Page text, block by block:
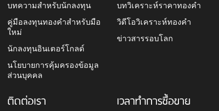
บทความสำหรับนักลงทุน
คู่มือลงทุนทองคำสำหรับมือ
ใหม่
นักลงทุนอินเตอร์โกลด์
นโยบายการคุ้มครองข้อมูล
ส่วนบุคคล
บทวิเคราะห์ราคาทองคำ
วิดีโอวิเคราะห์ทองคำ
ข่าวสารรอบโลก
ติดต่อเรา เวลาทำการซื้อขาย